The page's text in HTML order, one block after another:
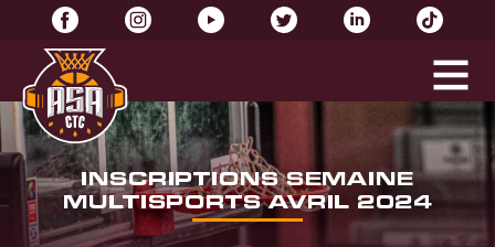
INSCRIPTIONS SEMAINE
MULTISPORTS AVRIL 2024